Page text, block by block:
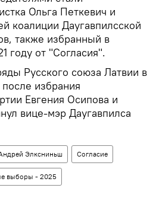
Ольга Петкевич и
коалиции Даугавпилсской
также избранный в
году от "Согласия".
Русского союза Латвии в
избрания
Евгения Осипова и
вице-мэр Даугавпилса
Элксниньш Согласие
выборы - 2025